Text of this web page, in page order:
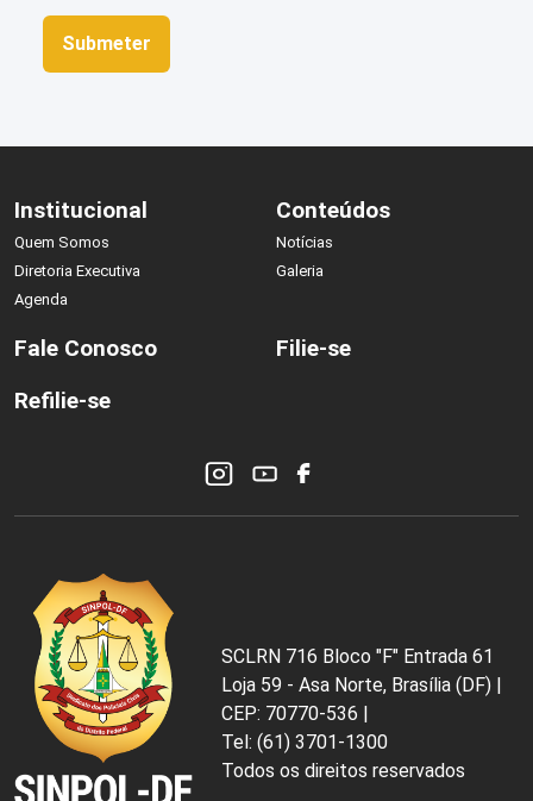
Submeter
Institucional
Quem Somos
Diretoria Executiva
Agenda
Conteúdos
Notícias
Galeria
Fale Conosco
Filie-se
Refilie-se
SCLRN 716 Bloco "F" Entrada 61
Loja 59 - Asa Norte, Brasília (DF) |
CEP: 70770-536 |
Tel: (61) 3701-1300
Todos os direitos reservados